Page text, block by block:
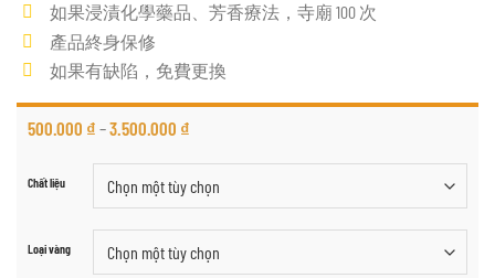
如果浸漬化學藥品、芳香療法，寺廟 100 次
產品終身保修
如果有缺陷，免費更換
500.000 ₫ –3.500.000 ₫
Chất liệu
Loại vàng